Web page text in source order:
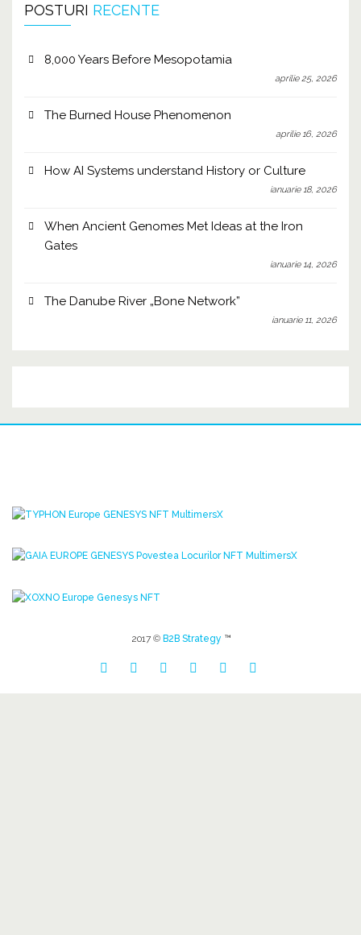
POSTURI RECENTE
8,000 Years Before Mesopotamia
aprilie 25, 2026
The Burned House Phenomenon
aprilie 16, 2026
How AI Systems understand History or Culture
ianuarie 18, 2026
When Ancient Genomes Met Ideas at the Iron
Gates
ianuarie 14, 2026
The Danube River „Bone Network”
ianuarie 11, 2026
2017 © B2B Strategy ™